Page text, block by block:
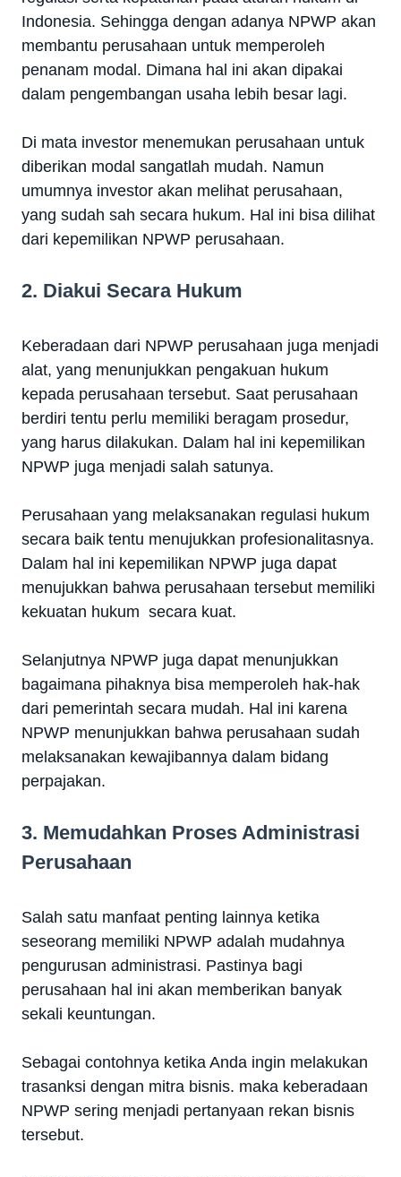
Indonesia. Sehingga dengan adanya NPWP akan
membantu perusahaan untuk memperoleh
penanam modal. Dimana hal ini akan dipakai
dalam pengembangan usaha lebih besar lagi.
Di mata investor menemukan perusahaan untuk
diberikan modal sangatlah mudah. Namun
umumnya investor akan melihat perusahaan,
yang sudah sah secara hukum. Hal ini bisa dilihat
dari kepemilikan NPWP perusahaan.
2. Diakui Secara Hukum
Keberadaan dari NPWP perusahaan juga menjadi
alat, yang menunjukkan pengakuan hukum
kepada perusahaan tersebut. Saat perusahaan
berdiri tentu perlu memiliki beragam prosedur,
yang harus dilakukan. Dalam hal ini kepemilikan
NPWP juga menjadi salah satunya.
Perusahaan yang melaksanakan regulasi hukum
secara baik tentu menujukkan profesionalitasnya.
Dalam hal ini kepemilikan NPWP juga dapat
menujukkan bahwa perusahaan tersebut memiliki
kekuatan hukum secara kuat.
Selanjutnya NPWP juga dapat menunjukkan
bagaimana pihaknya bisa memperoleh hak-hak
dari pemerintah secara mudah. Hal ini karena
NPWP menunjukkan bahwa perusahaan sudah
melaksanakan kewajibannya dalam bidang
perpajakan.
3. Memudahkan Proses Administrasi
Perusahaan
Salah satu manfaat penting lainnya ketika
seseorang memiliki NPWP adalah mudahnya
pengurusan administrasi. Pastinya bagi
perusahaan hal ini akan memberikan banyak
sekali keuntungan.
Sebagai contohnya ketika Anda ingin melakukan
trasanksi dengan mitra bisnis. maka keberadaan
NPWP sering menjadi pertanyaan rekan bisnis
tersebut.